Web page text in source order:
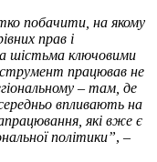
побачити, на якому
прав і
шістьма ключовими
працював не
– там, де
впливають на
які вже є
політики”, –